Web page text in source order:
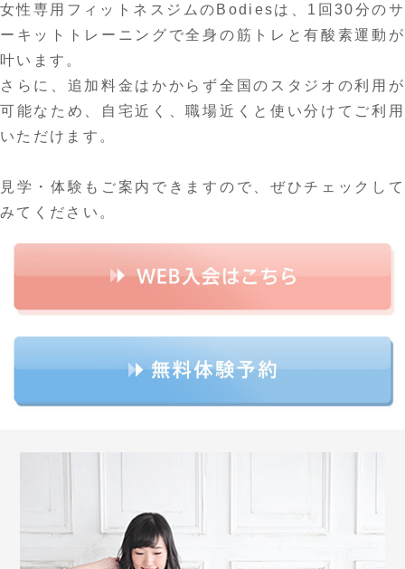
女性専用フィットネスジムのBodiesは、1回30分のサ
ーキットトレーニングで全身の筋トレと有酸素運動が
叶います。
さらに、追加料金はかからず全国のスタジオの利用が
可能なため、自宅近く、職場近くと使い分けてご利用
いただけます。
見学・体験もご案内できますので、ぜひチェックして
みてください。